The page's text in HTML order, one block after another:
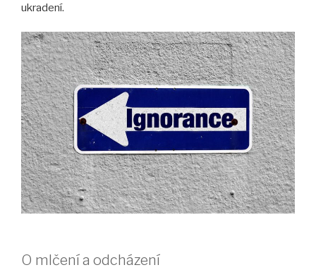
ukradení.
O mlčení a odcházení